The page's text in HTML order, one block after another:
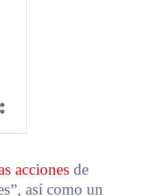
acciones de
así como un